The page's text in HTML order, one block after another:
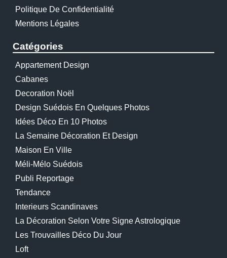
Politique De Confidentialité
Mentions Légales
Catégories
Appartement Design
Cabanes
Decoration Noël
Design Suédois En Quelques Photos
Idées Déco En 10 Photos
La Semaine Décoration Et Design
Maison En Ville
Méli-Mélo Suédois
Publi Reportage
Tendance
Interieurs Scandinaves
La Décoration Selon Votre Signe Astrologique
Les Trouvailles Déco Du Jour
Loft